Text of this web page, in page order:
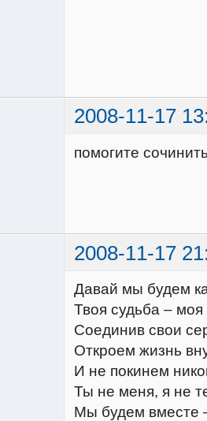
2008-11-17
помогите
2008-11-17
Давай мы будем
Твоя судьба – моя
Соединив свои
Откроем жизнь
И не покинем
Ты не меня, я не
Мы будем вместе